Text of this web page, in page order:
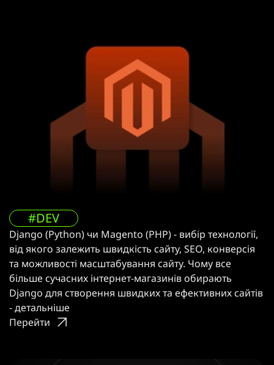
#DEV
Django (Python) чи Magento (PHP) - вибір технології,
від якого залежить швидкість сайту, SEO, конверсія
та можливості масштабування сайту. Чому все
більше сучасних інтернет-магазинів обирають
Django для створення швидких та ефективних сайтів
- детальніше
Перейти